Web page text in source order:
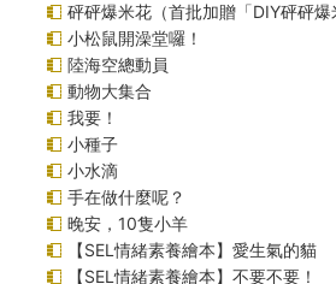
砰砰爆米花（首批加贈「DIY砰砰
小松鼠開澡堂囉！
陸海空總動員
動物大集合
我要！
小種子
小水滴
手在做什麼呢？
晚安，10隻小羊
【SEL情緒素養繪本】愛生氣的貓
【SEL情緒素養繪本】不要不要！